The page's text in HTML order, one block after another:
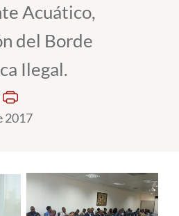
Acuático,
del Borde
Ilegal.
2017